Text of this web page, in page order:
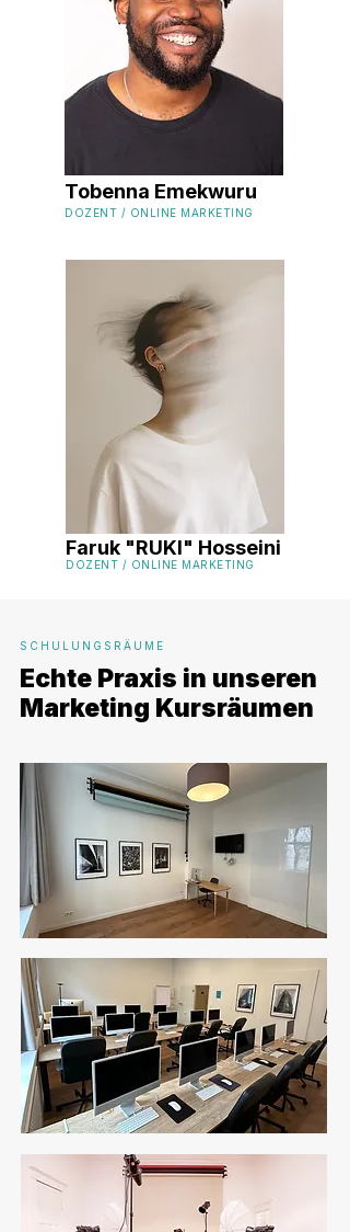
Tobenna Emekwuru
DOZENT / ONLINE MARKETING
Faruk "RUKI" Hosseini
DOZENT / ONLINE MARKETING
SCHULUNGSRÄUME
Echte Praxis in unseren
Marketing Kursräumen